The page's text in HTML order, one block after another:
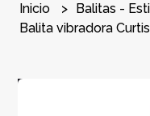
Inicio
Balitas -
Balita vibradora